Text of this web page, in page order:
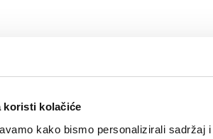
koristi kolačiće
kako bismo personalizirali